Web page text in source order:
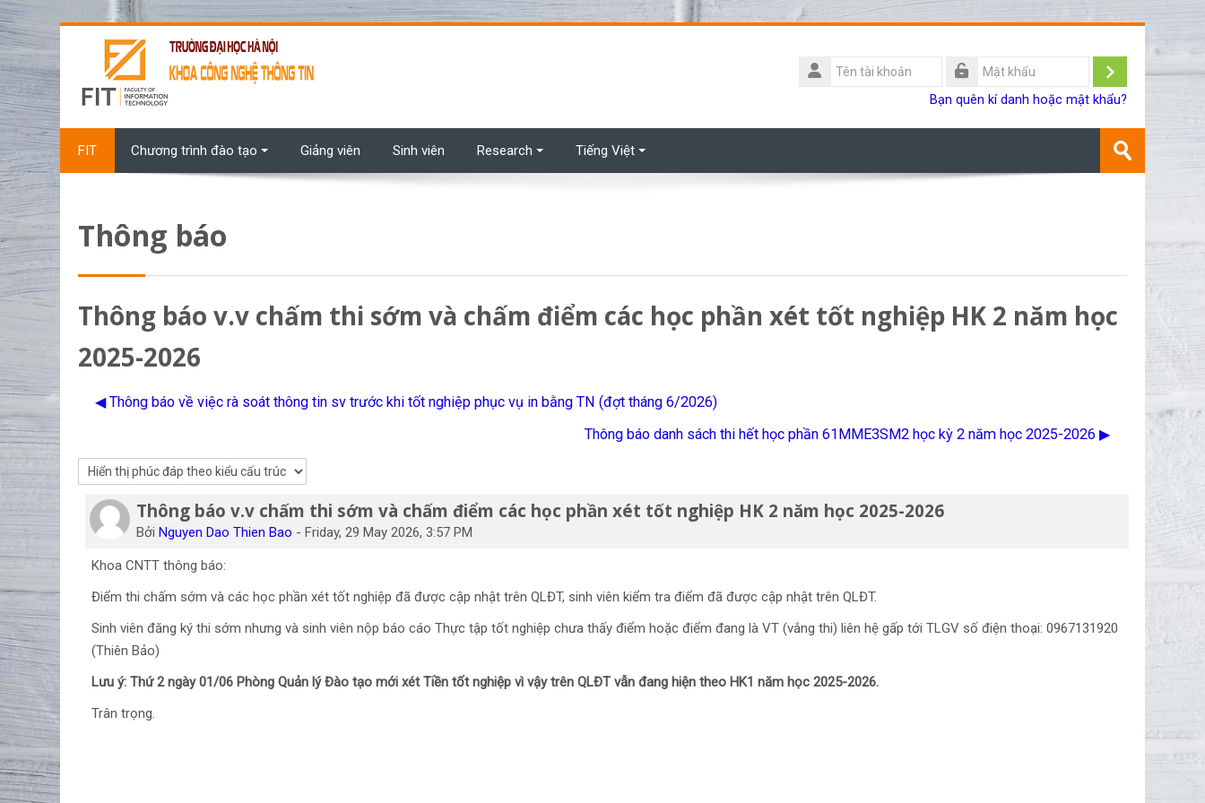
Chuyển tới nội dung chính
Tên
tài
Đăng
Bạn quên kí danh hoặc mật khẩu?
FIT Chương trình đào tạo Giảng viên Sinh viên Research Tiếng Việt
khoá
Gửi
Thông báo
Thông báo v.v chấm thi sớm và chấm điểm các học phần xét tốt nghiệp HK 2 năm học
2025-2026
◀︎ Thông báo về việc rà soát thông tin sv trước khi tốt nghiệp phục vụ in bằng TN (đợt tháng 6/2026)
Thông báo danh sách thi hết học phần 61MME3SM2 học kỳ 2 năm học 2025-2026 ▶︎
Thông báo v.v chấm thi sớm và chấm điểm các học phần xét tốt nghiệp HK 2 năm học 2025-2026
BởiNguyen Dao Thien Bao -Friday, 29 May 2026, 3:57 PM
Số lượng các câu trả lời: 0
Khoa CNTT thông báo:
Điểm thi chấm sớm và các học phần xét tốt nghiệp đã được cập nhật trên QLĐT, sinh viên kiểm tra điểm đã được cập nhật trên QLĐT.
Sinh viên đăng ký thi sớm nhưng và sinh viên nộp báo cáo Thực tập tốt nghiệp chưa thấy điểm hoặc điểm đang là VT (vắng thi) liên hệ gấp tới TLGV số điện thoại: 0967131920
(Thiên Bảo)
Lưu ý: Thứ 2 ngày 01/06 Phòng Quản lý Đào tạo mới xét Tiền tốt nghiệp vì vậy trên QLĐT vẫn đang hiện theo HK1 năm học 2025-2026.
Trân trọng.